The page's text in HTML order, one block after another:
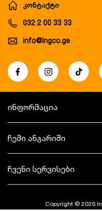
კონტაქტი
032 2 00 33 33
info@ingco.ge
ინფორმაცია
ჩემი ანგარიში
ჩვენი სერვისები
Copyright © 2026